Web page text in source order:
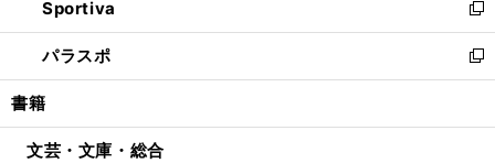
く
ド
ウ
で
開
ィ
ン
ド
ウ
開
い
ウ
ィ
ン
ウ
Sportiva
新
し
い
ウ
ン
パラスポ
新
し
ウ
書籍
文芸・文庫・総合